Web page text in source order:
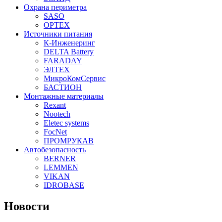
Охрана периметра
SASO
OPTEX
Источники питания
К-Инженеринг
DELTA Battery
FARADAY
ЭЛТЕХ
МикроКомСервис
БАСТИОН
Монтажные материалы
Rexant
Nootech
Eletec systems
FocNet
ПРОМРУКАВ
Автобезопасность
BERNER
LEMMEN
VIKAN
IDROBASE
Новости